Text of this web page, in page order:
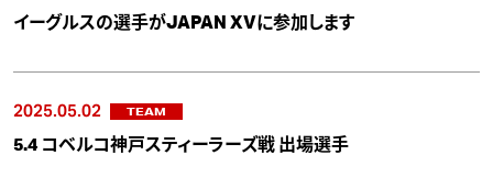
イーグルスの選手がJAPAN XVに参加します
2025.05.02 TEAM
5.4 コベルコ神戸スティーラーズ戦 出場選手